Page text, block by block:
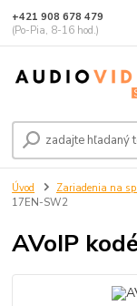
+421 908 678 479
(Po-Pia, 8-16 hod.)
Úvod Zariadenia na
17EN-SW2
AVoIP